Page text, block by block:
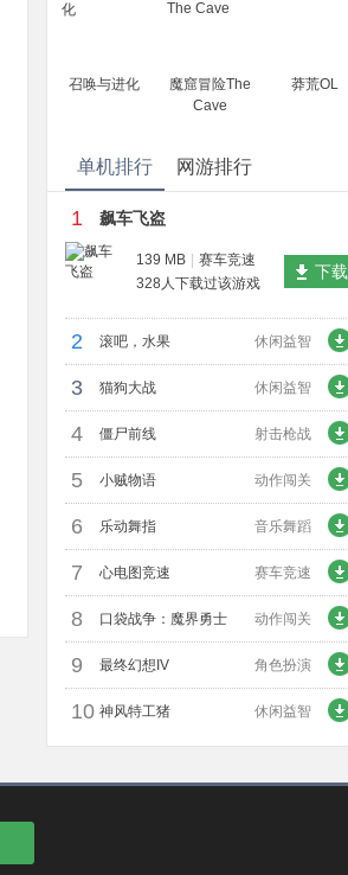
召唤与进化
魔窟冒险The
Cave
莽荒OL
单机排行 网游排行
1 飙车飞盗
139 MB
赛车竞速
328人下载过该游戏
下载
2 滚吧，水果 休闲益智
3 猫狗大战 休闲益智
4 僵尸前线 射击枪战
5 小贼物语 动作闯关
6 乐动舞指 音乐舞蹈
7 心电图竞速 赛车竞速
8 口袋战争：魔界勇士 动作闯关
9 最终幻想IV 角色扮演
10 神风特工猪 休闲益智